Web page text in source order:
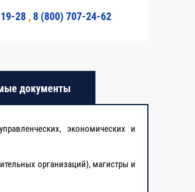
28, 8 (800) 707-24-62
документы
экономических и
организаций), магистры и
8
документов,
6